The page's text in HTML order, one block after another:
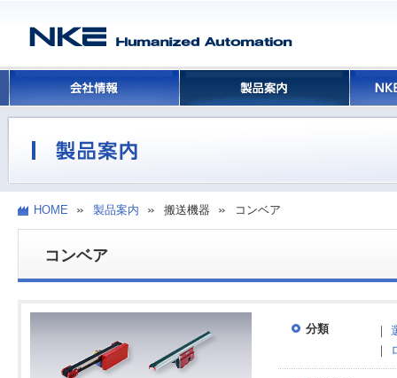
HOME 製品案内 搬送機器 コンベア
コンベア
分類 ｜
｜